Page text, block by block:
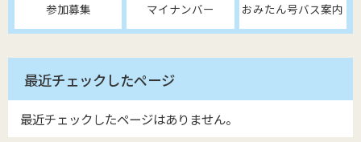
参加募集 マイナンバー おみたん号バス案内
最近チェックしたページ
最近チェックしたページはありません。